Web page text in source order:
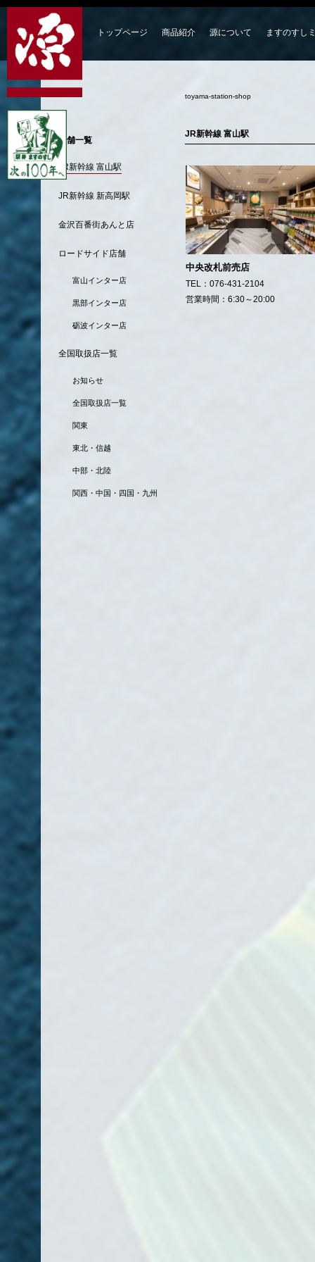
トップページ 商品紹介 源について ますのすし
toyama-station-shop
JR新幹線 富山駅
中央改札前売店
TEL： 076-431-2104
営業時間： 6:30～20:00
店舗一覧
JR新幹線 富山駅
JR新幹線 新高岡駅
金沢百番街あんと店
ロードサイド店舗
富山インター店
黒部インター店
砺波インター店
全国取扱店一覧
お知らせ
全国取扱店一覧
関東
東北・信越
中部・北陸
関西・中国・四国・九州